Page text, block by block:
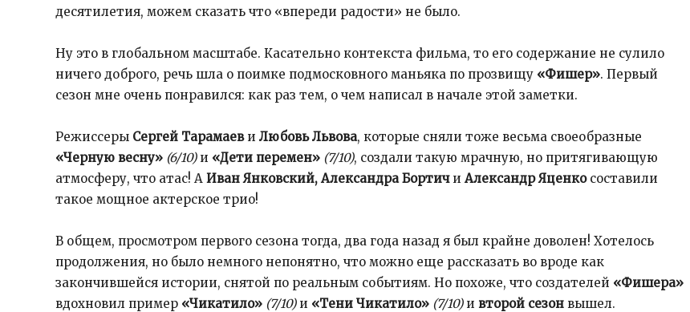
десятилетия, можем сказать что «впереди радости» не было.
Ну это в глобальном масштабе. Касательно контекста фильма, то его содержание не сулило
ничего доброго, речь шла о поимке подмосковного маньяка по прозвищу «Фишер». Первый
сезон мне очень понравился: как раз тем, о чем написал в начале этой заметки.
Режиссеры Сергей Тарамаеви Любовь Львова, которые сняли тоже весьма своеобразные
«Черную весну» (6/10)и «Дети перемен» (7/10), создали такую мрачную, но притягивающую
атмосферу, что атас! А Иван Янковский, Александра Бортичи Александр Яценкосоставили
такое мощное актерское трио!
В общем, просмотром первого сезона тогда, два года назад я был крайне доволен! Хотелось
продолжения, но было немного непонятно, что можно еще рассказать во вроде как
закончившейся истории, снятой по реальным событиям. Но похоже, что создателей «Фишера»
вдохновил пример «Чикатило» (7/10)и «Тени Чикатило» (7/10)и второй сезон вышел.